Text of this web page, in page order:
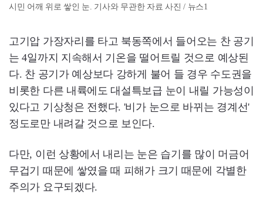
시민 어깨 위로 쌓인 눈. 기사와 무관한 자료 사진 / 뉴스1
고기압 가장자리를 타고 북동쪽에서 들어오는 찬 공기
는 4일까지 지속해서 기온을 떨어트릴 것으로 예상된
다. 찬 공기가 예상보다 강하게 불어 들 경우 수도권을
비롯한 다른 내륙에도 대설특보급 눈이 내릴 가능성이
있다고 기상청은 전했다. '비가 눈으로 바뀌는 경계선'
정도로만 내려갈 것으로 보인다.
다만, 이런 상황에서 내리는 눈은 습기를 많이 머금어
무겁기 때문에 쌓였을 때 피해가 크기 때문에 각별한
주의가 요구되겠다.